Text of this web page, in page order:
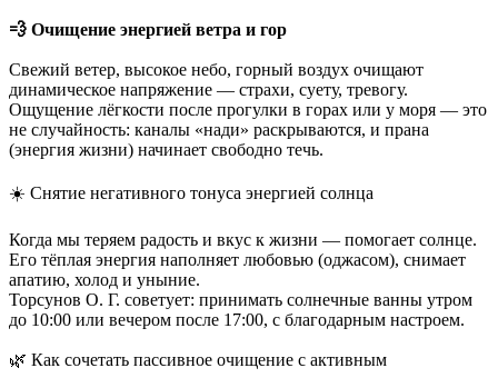
💨 Очищение энергией ветра и гор
Свежий ветер, высокое небо, горный воздух очищают
динамическое напряжение — страхи, суету, тревогу.
Ощущение лёгкости после прогулки в горах или у моря — это
не случайность: каналы «нади» раскрываются, и прана
(энергия жизни) начинает свободно течь.
☀️ Снятие негативного тонуса энергией солнца
Когда мы теряем радость и вкус к жизни — помогает солнце.
Его тёплая энергия наполняет любовью (оджасом), снимает
апатию, холод и уныние.
Торсунов О. Г. советует: принимать солнечные ванны утром
до 10:00 или вечером после 17:00, с благодарным настроем.
🌿 Как сочетать пассивное очищение с активным